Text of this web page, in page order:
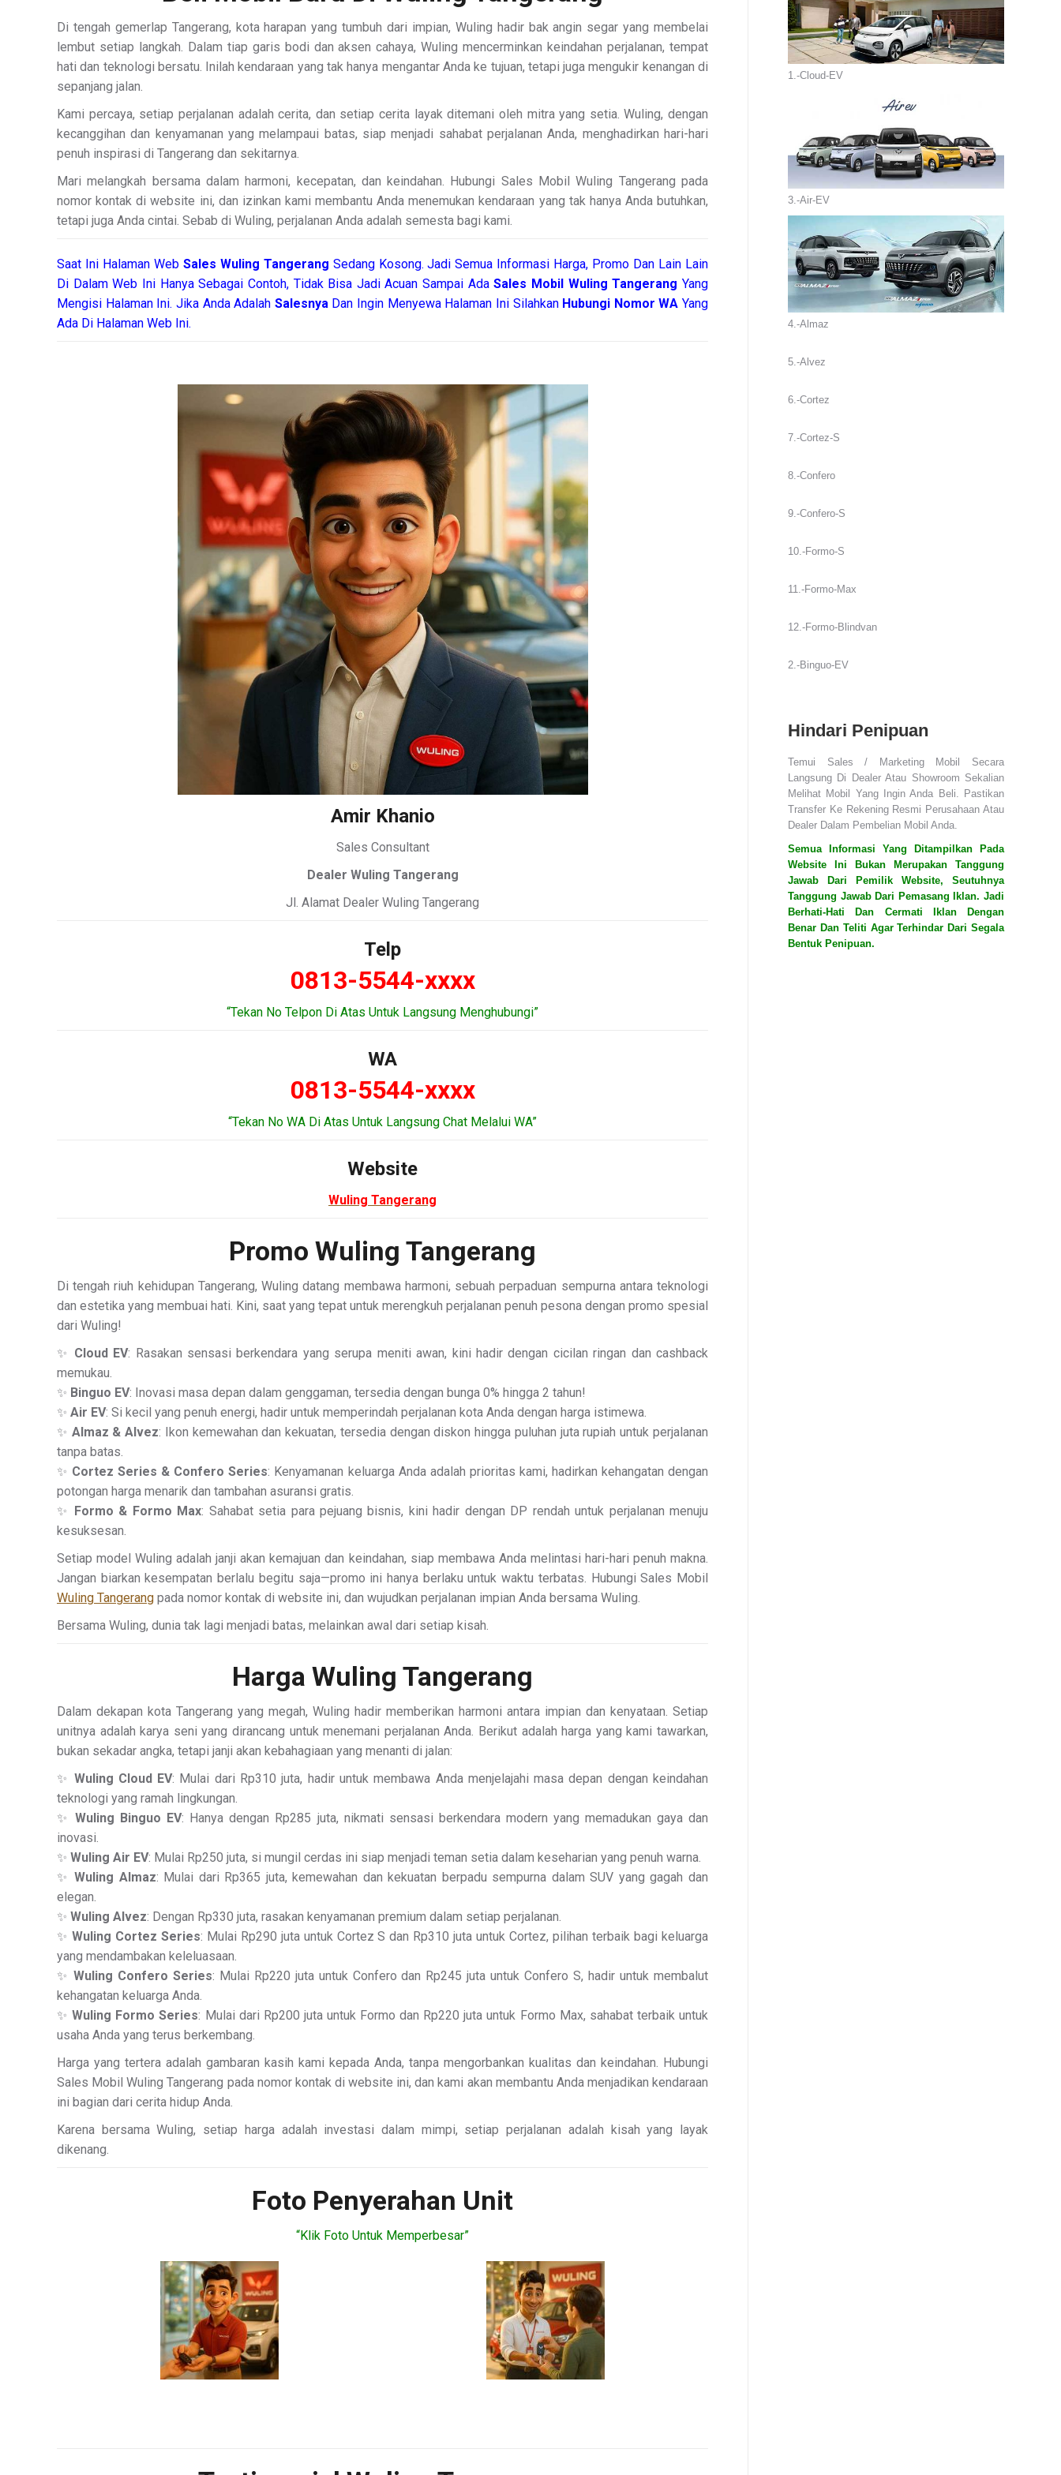
Di tengah gemerlap Tangerang, kota harapan yang tumbuh dari impian, Wuling hadir bak angin segar yang membelai
lembut setiap langkah. Dalam tiap garis bodi dan aksen cahaya, Wuling mencerminkan keindahan perjalanan, tempat
hati dan teknologi bersatu. Inilah kendaraan yang tak hanya mengantar Anda ke tujuan, tetapi juga mengukir kenangan di
sepanjang jalan.
Kami percaya, setiap perjalanan adalah cerita, dan setiap cerita layak ditemani oleh mitra yang setia. Wuling, dengan
kecanggihan dan kenyamanan yang melampaui batas, siap menjadi sahabat perjalanan Anda, menghadirkan hari-hari
penuh inspirasi di Tangerang dan sekitarnya.
Mari melangkah bersama dalam harmoni, kecepatan, dan keindahan. Hubungi Sales Mobil Wuling Tangerang pada
nomor kontak di website ini, dan izinkan kami membantu Anda menemukan kendaraan yang tak hanya Anda butuhkan,
tetapi juga Anda cintai. Sebab di Wuling, perjalanan Anda adalah semesta bagi kami.
Saat Ini Halaman Web Sales Wuling Tangerang Sedang Kosong. Jadi Semua Informasi Harga, Promo Dan Lain Lain
Di Dalam Web Ini Hanya Sebagai Contoh, Tidak Bisa Jadi Acuan Sampai AdaSales Mobil Wuling TangerangYang
Mengisi Halaman Ini. Jika Anda Adalah SalesnyaDan Ingin Menyewa Halaman Ini Silahkan Hubungi Nomor WA Yang
Ada Di Halaman Web Ini.
Amir Khanio
Sales Consultant
Dealer Wuling Tangerang
Jl. Alamat Dealer Wuling Tangerang
Telp
0813-5544-xxxx
“Tekan No Telpon Di Atas Untuk Langsung Menghubungi”
WA
0813-5544-xxxx
“Tekan No WA Di Atas Untuk Langsung Chat Melalui WA”
Website
Wuling Tangerang
Promo Wuling Tangerang
Di tengah riuh kehidupan Tangerang, Wuling datang membawa harmoni, sebuah perpaduan sempurna antara teknologi
dan estetika yang membuai hati. Kini, saat yang tepat untuk merengkuh perjalanan penuh pesona dengan promo spesial
dari Wuling!
✨ Cloud EV: Rasakan sensasi berkendara yang serupa meniti awan, kini hadir dengan cicilan ringan dan cashback
memukau.
✨ Binguo EV: Inovasi masa depan dalam genggaman, tersedia dengan bunga 0% hingga 2 tahun!
✨ Air EV: Si kecil yang penuh energi, hadir untuk memperindah perjalanan kota Anda dengan harga istimewa.
✨ Almaz & Alvez: Ikon kemewahan dan kekuatan, tersedia dengan diskon hingga puluhan juta rupiah untuk perjalanan
tanpa batas.
✨ Cortez Series & Confero Series: Kenyamanan keluarga Anda adalah prioritas kami, hadirkan kehangatan dengan
potongan harga menarik dan tambahan asuransi gratis.
✨ Formo & Formo Max: Sahabat setia para pejuang bisnis, kini hadir dengan DP rendah untuk perjalanan menuju
kesuksesan.
Setiap model Wuling adalah janji akan kemajuan dan keindahan, siap membawa Anda melintasi hari-hari penuh makna.
Jangan biarkan kesempatan berlalu begitu saja—promo ini hanya berlaku untuk waktu terbatas. Hubungi Sales Mobil
Wuling Tangerang pada nomor kontak di website ini, dan wujudkan perjalanan impian Anda bersama Wuling.
Bersama Wuling, dunia tak lagi menjadi batas, melainkan awal dari setiap kisah.
Harga Wuling Tangerang
Dalam dekapan kota Tangerang yang megah, Wuling hadir memberikan harmoni antara impian dan kenyataan. Setiap
unitnya adalah karya seni yang dirancang untuk menemani perjalanan Anda. Berikut adalah harga yang kami tawarkan,
bukan sekadar angka, tetapi janji akan kebahagiaan yang menanti di jalan:
✨ Wuling Cloud EV: Mulai dari Rp310 juta, hadir untuk membawa Anda menjelajahi masa depan dengan keindahan
teknologi yang ramah lingkungan.
✨Wuling Binguo EV: Hanya dengan Rp285 juta, nikmati sensasi berkendara modern yang memadukan gaya dan
inovasi.
✨ Wuling Air EV: Mulai Rp250 juta, si mungil cerdas ini siap menjadi teman setia dalam keseharian yang penuh warna.
✨Wuling Almaz: Mulai dari Rp365 juta, kemewahan dan kekuatan berpadu sempurna dalam SUV yang gagah dan
elegan.
✨ Wuling Alvez: Dengan Rp330 juta, rasakan kenyamanan premium dalam setiap perjalanan.
✨ Wuling Cortez Series: Mulai Rp290 juta untuk Cortez S dan Rp310 juta untuk Cortez, pilihan terbaik bagi keluarga
yang mendambakan keleluasaan.
✨ Wuling Confero Series: Mulai Rp220 juta untuk Confero dan Rp245 juta untuk Confero S, hadir untuk membalut
kehangatan keluarga Anda.
✨Wuling Formo Series: Mulai dari Rp200 juta untuk Formo dan Rp220 juta untuk Formo Max, sahabat terbaik untuk
usaha Anda yang terus berkembang.
Harga yang tertera adalah gambaran kasih kami kepada Anda, tanpa mengorbankan kualitas dan keindahan. Hubungi
Sales Mobil Wuling Tangerang pada nomor kontak di website ini, dan kami akan membantu Anda menjadikan kendaraan
ini bagian dari cerita hidup Anda.
Karena bersama Wuling, setiap harga adalah investasi dalam mimpi, setiap perjalanan adalah kisah yang layak
dikenang.
Foto Penyerahan Unit
“Klik Foto Untuk Memperbesar”
1.-Cloud-EV
3.-Air-EV
4.-Almaz
5.-Alvez
6.-Cortez
7.-Cortez-S
8.-Confero
9.-Confero-S
10.-Formo-S
11.-Formo-Max
12.-Formo-Blindvan
2.-Binguo-EV
Hindari Penipuan
Temui Sales / Marketing Mobil Secara
Langsung Di Dealer Atau Showroom Sekalian
Melihat Mobil Yang Ingin Anda Beli. Pastikan
Transfer Ke Rekening Resmi Perusahaan Atau
Dealer Dalam Pembelian Mobil Anda.
Semua Informasi Yang Ditampilkan Pada
Website Ini Bukan Merupakan Tanggung
Jawab Dari Pemilik Website, Seutuhnya
Tanggung Jawab Dari Pemasang Iklan. Jadi
Berhati-Hati Dan Cermati Iklan Dengan
Benar Dan Teliti Agar Terhindar Dari Segala
Bentuk Penipuan.